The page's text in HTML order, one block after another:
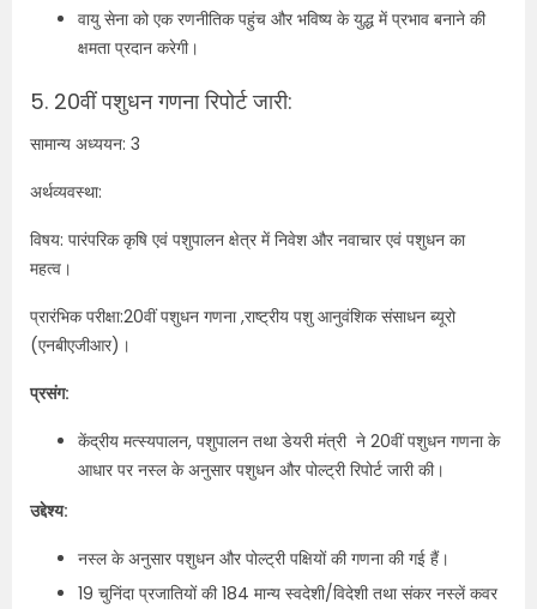
वायु सेना को एक रणनीतिक पहुंच और भविष्य के युद्ध में प्रभाव बनाने की
क्षमता प्रदान करेगी।
5. 20वीं पशुधन गणना रिपोर्ट जारी:
सामान्य अध्ययन: 3
अर्थव्यवस्था:
विषय: पारंपरिक कृषि एवं पशुपालन क्षेत्र में निवेश और नवाचार एवं पशुधन का
महत्व।
प्रारंभिक परीक्षा:20वीं पशुधन गणना ,राष्ट्रीय पशु आनुवंशिक संसाधन ब्यूरो
(एनबीएजीआर)।
प्रसंग:
केंद्रीय मत्स्यपालन, पशुपालन तथा डेयरी मंत्री ने 20वीं पशुधन गणना के
आधार पर नस्ल के अनुसार पशुधन और पोल्ट्री रिपोर्ट जारी की।
उद्देश्य:
नस्ल के अनुसार पशुधन और पोल्ट्री पक्षियों की गणना की गई हैं।
19 चुनिंदा प्रजातियों की 184 मान्य स्वदेशी/विदेशी तथा संकर नस्लें कवर